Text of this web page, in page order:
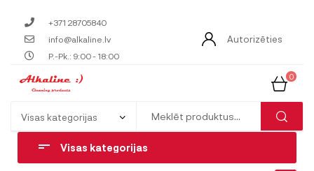
+371 28705840
info@alkaline.lv
P.-Pk.: 9:00 - 18:00
Autorizēties
0
Visas kategorijas